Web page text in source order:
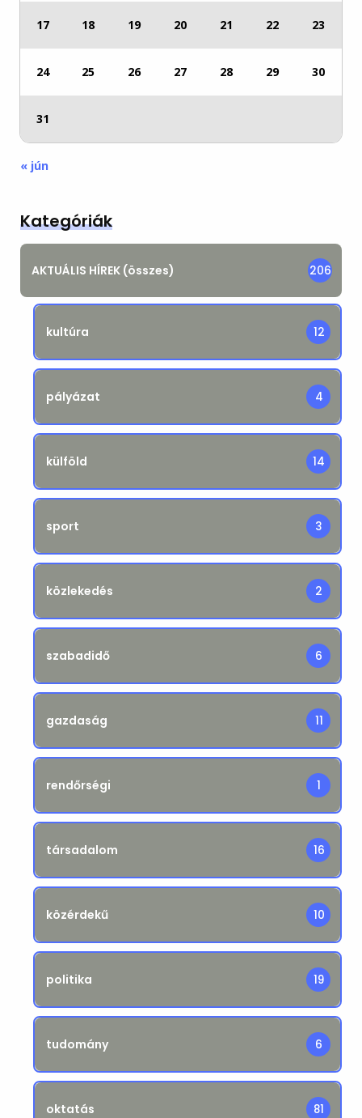
17 18 19 20 21 22 23
24 25 26 27 28 29 30
31
« jún
Kategóriák
AKTUÁLIS HÍREK (összes) 206
kultúra 12
pályázat 4
külföld 14
sport 3
közlekedés 2
szabadidő 6
gazdaság 11
rendőrségi 1
társadalom 16
közérdekű 10
politika 19
tudomány 6
oktatás 81